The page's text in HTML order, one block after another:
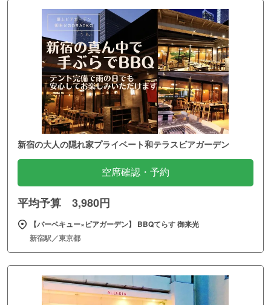
新宿の大人の隠れ家プライベート和テラスビアガーデン
空席確認・予約
平均予算 3,980円
【バーベキュー×ビアガーデン】 BBQてらす 御来光
新宿駅／東京都